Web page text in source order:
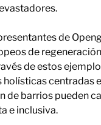
de
de
de estos
centradas
de barrios pueden
e inclusiva.